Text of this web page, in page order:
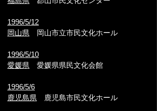
1996/5/12
岡山県 岡山市立市民文化ホール
1996/5/10
愛媛県 愛媛県県民文化会館
1996/5/6
鹿児島県 鹿児島市民文化ホール